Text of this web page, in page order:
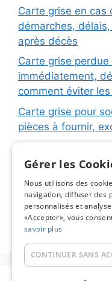
Carte grise en cas
démarches,
après décès
Carte grise
immédiatement,
comment éviter
Carte grise pour
pièces à fournir,
immatriculation,
Changement de
détaillées, coûts
pièges
Gérer les
Nous utilisons des
navigation, diffuser des
personnalisés et
«Accepter», vous
savoir plus
CONTINUER SANS